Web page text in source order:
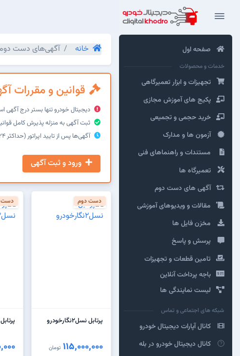
صفحه اول
خدمات و محصولات
تجهیزات و ابزار تعمیرگاهی
پکیج های آموزش مجازی
خرید حجمی و تجمیعی
آزمون ها و مدارک
مستندات و راهنماهای فنی
تعمیرگاه ها
آگهی های دست دوم
مقالات و ویدیوهای آموزشی
مخزن فایل ها
پرسش و پاسخ
تامین قطعات و تجهیزات
باجه پرداخت آنلاین
لیست نمایندگی ها
شبکه های اجتماعی و تماس
کانال آپارات دیجیتال خودرو
کانال دیجیتال خودرو در بله
خانه آگهی‌های دست
قوانین و مقررات
دیجیتال خودرو تنها بستر درج
ثبت آگهی به منزله پذیرش کامل
آگهی‌ها پس از تایید اپراتور (حداکثر ۲۴ ساعت) نمایش داده می‌شوند.
ورود و ثبت آگهی
دست دوم
پرتابل نسل۲نگارخودرو
115,000,000 تومان
دست
پرتابل